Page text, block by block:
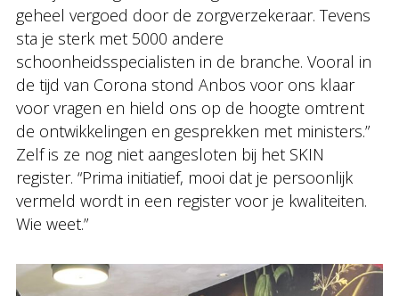
geheel vergoed door de zorgverzekeraar. Tevens
sta je sterk met 5000 andere
schoonheidsspecialisten in de branche. Vooral in
de tijd van Corona stond Anbos voor ons klaar
voor vragen en hield ons op de hoogte omtrent
de ontwikkelingen en gesprekken met ministers.”
Zelf is ze nog niet aangesloten bij het SKIN
register. “Prima initiatief, mooi dat je persoonlijk
vermeld wordt in een register voor je kwaliteiten.
Wie weet.”